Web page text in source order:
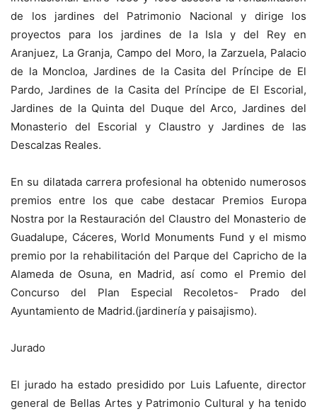
de los jardines del Patrimonio Nacional y dirige los
proyectos para los jardines de la Isla y del Rey en
Aranjuez, La Granja, Campo del Moro, la Zarzuela, Palacio
de la Moncloa, Jardines de la Casita del Príncipe de El
Pardo, Jardines de la Casita del Príncipe de El Escorial,
Jardines de la Quinta del Duque del Arco, Jardines del
Monasterio del Escorial y Claustro y Jardines de las
Descalzas Reales.
En su dilatada carrera profesional ha obtenido numerosos
premios entre los que cabe destacar Premios Europa
Nostra por la Restauración del Claustro del Monasterio de
Guadalupe, Cáceres, World Monuments Fund y el mismo
premio por la rehabilitación del Parque del Capricho de la
Alameda de Osuna, en Madrid, así como el Premio del
Concurso del Plan Especial Recoletos- Prado del
Ayuntamiento de Madrid.(jardinería y paisajismo).
Jurado
El jurado ha estado presidido por Luis Lafuente, director
general de Bellas Artes y Patrimonio Cultural y ha tenido